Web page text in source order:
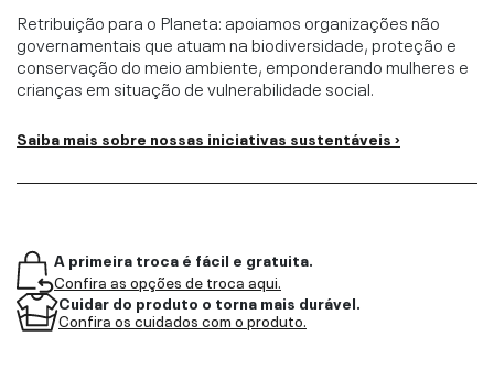
Retribuição para o Planeta: apoiamos organizações não
governamentais que atuam na biodiversidade, proteção e
conservação do meio ambiente, emponderando mulheres e
crianças em situação de vulnerabilidade social.
Saiba mais sobre nossas iniciativas sustentáveis ›
A primeira troca é fácil e gratuita.
Confira as opções de troca aqui.
Cuidar do produto o torna mais durável.
Confira os cuidados com o produto.